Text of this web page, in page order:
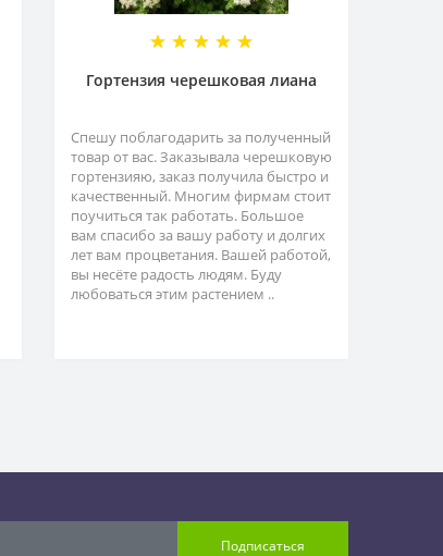
Гортензия черешковая лиана
Спешу поблагодарить за полученный
товар от вас. Заказывала черешковую
гортензияю, заказ получила быстро и
качественный. Многим фирмам стоит
поучиться так работать. Большое
вам спасибо за вашу работу и долгих
лет вам процветания. Вашей работой,
вы несёте радость людям. Буду
любоваться этим растением ..
Подписаться